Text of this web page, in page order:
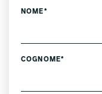
NOME*
COGNOME*